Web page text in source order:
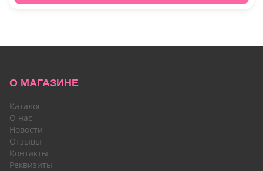
О МАГАЗИНЕ
Каталог
О нас
Новости
Отзывы
Контакты
Реквизиты